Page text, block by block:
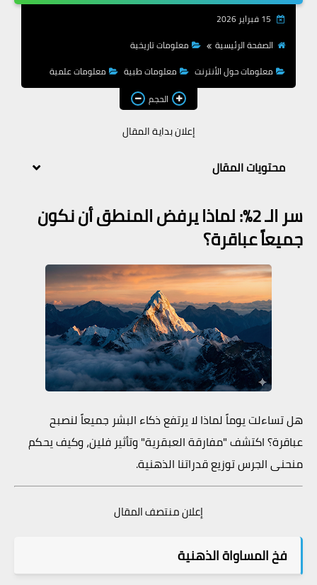
معلومات عن الطبيعة
الصفحة الرئيسية
معلومات تاريخية
معلومات حول الأنترنت
معلومات طبية
معلومات علمية
الحجم
إعلان بداية المقال
محتويات المقال
سر الـ 2%: لماذا يرفض المنطق أن نكون
جميعاً عباقرة؟
هل تساءلت يوماً لماذا لا يرتفع ذكاء البشر جميعاً لنصبح
عباقرة؟ اكتشف "مفارقة العبقرية" وتأثير فلين، وكيف يحكم
منحنى الجرس توزيع قدراتنا الذهنية.
إعلان منتصف المقال
فخ المساواة الذهنية